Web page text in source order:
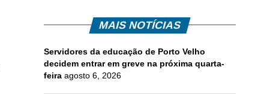
MAIS NOTÍCIAS
Servidores da educação de Porto Velho
decidem entrar em greve na próxima quarta-
feira agosto 6, 2026